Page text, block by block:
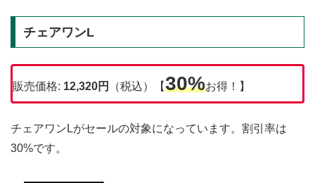
チェアワンL
販売価格: 12,320円 （税込）【30%お得！】
チェアワンLがセールの対象になっています。割引率は
30%です。